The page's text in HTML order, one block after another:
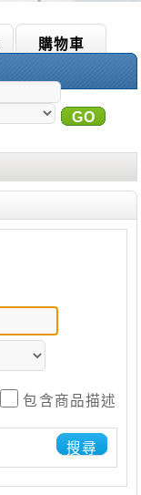
購物車
GO
包含商品描述
搜尋